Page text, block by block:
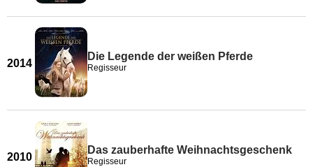
2014
Die Legende der weißen Pferde
Regisseur
2010
Das zauberhafte Weihnachtsgeschenk
Regisseur